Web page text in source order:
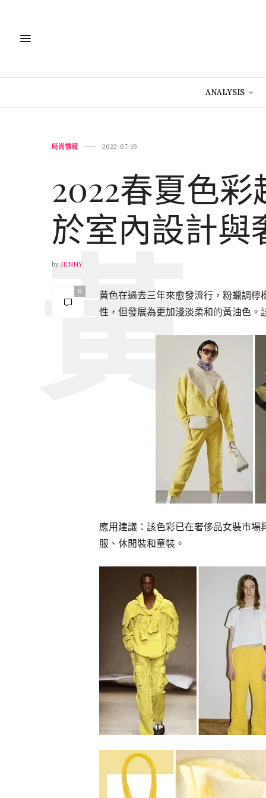
ANALYSIS
時尚情報 2022-07-19
2022春夏色
於室內設計與
by JENNY
0
黃色在過去三年來愈發流行，粉蠟調
性，但發展為更加淺淡柔和的黃油色
應用建議：該色彩已在奢侈品女裝市
服、休閒裝和童裝。